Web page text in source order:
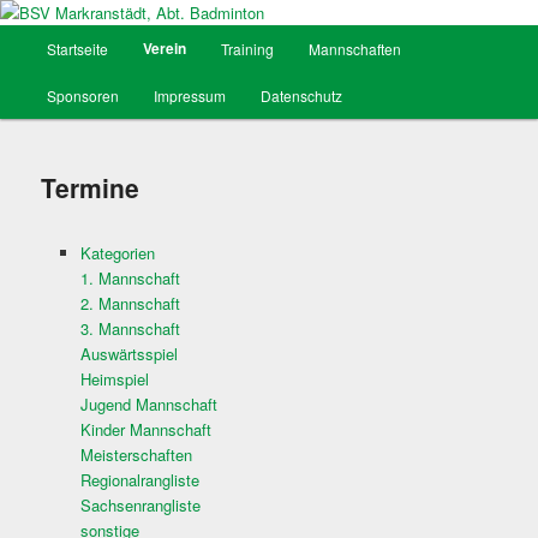
BSV Markranstädt, Abt. Badminton
Zum
Inhalt
Startseite Verein Training Mannschaften
Sponsoren Impressum Datenschutz
Termine
Kategorien
1. Mannschaft
2. Mannschaft
3. Mannschaft
Auswärtsspiel
Heimspiel
Jugend Mannschaft
Kinder Mannschaft
Meisterschaften
Regionalrangliste
Sachsenrangliste
sonstige